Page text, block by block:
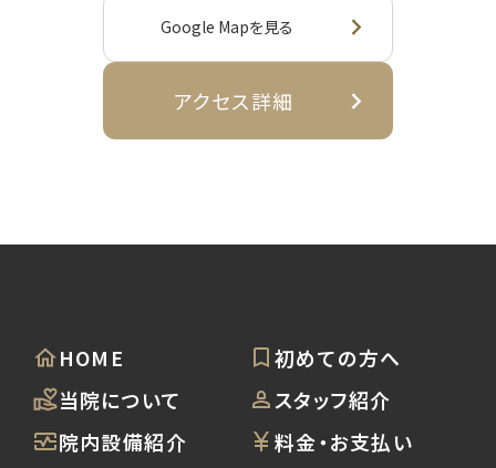
Google Mapを見る
アクセス詳細
HOME
初めての方へ
当院について
スタッフ紹介
院内設備紹介
料金・お支払い